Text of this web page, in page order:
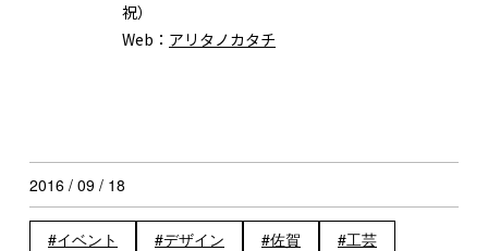
祝）
Web： アリタノカタチ
2016 / 09 / 18
イベント デザイン 佐賀
工芸